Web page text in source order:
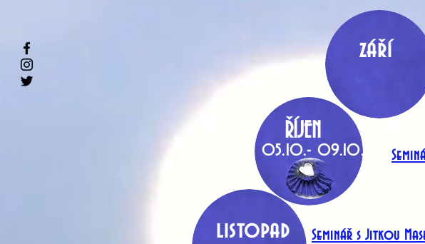
září
listopad
ŘÍJEN
05.10.- 09.10.
Seminář s Jitkou